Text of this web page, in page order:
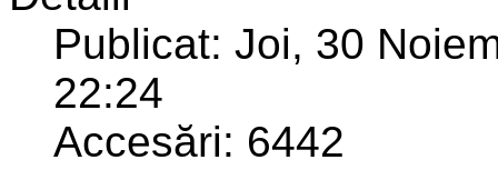
Publicat: Joi, 30
22:24
Accesări: 6442